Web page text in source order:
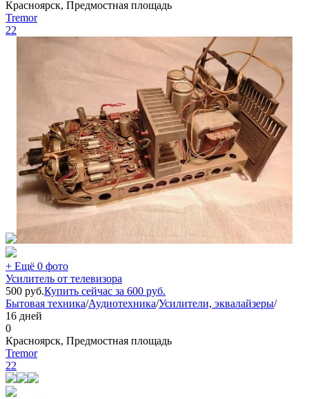
Красноярск, Предмостная площадь
Tremor
22
+ Ещё 0 фото
Усилитель от телевизора
500 руб.Купить сейчас за 600 руб.
Бытовая техника/Аудиотехника/Усилители, эквалайзеры/
16 дней
0
Красноярск, Предмостная площадь
Tremor
22